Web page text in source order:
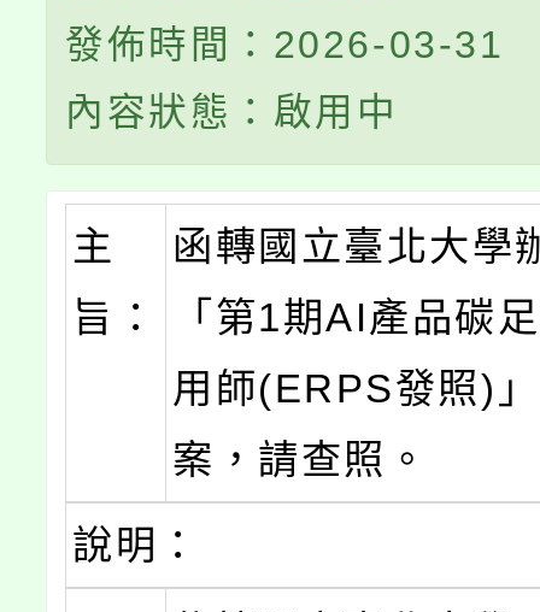
發佈時間：2026-03-31
內容狀態：啟用中
主
旨：
函轉國立臺北大學
「第1期AI產品碳
用師(ERPS發照)
案，請查照。
說明：